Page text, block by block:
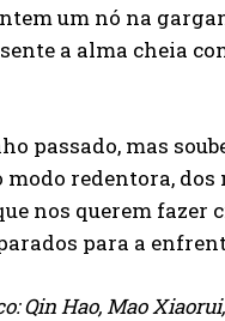
um nó na
a alma cheia
passado, mas
modo redentora,
nos querem fazer
para a
Qin Hao, Mao